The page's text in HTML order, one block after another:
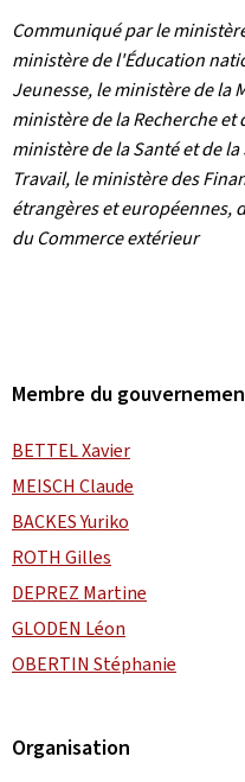
Communiqué par le
ministère de l'Éducation
Jeunesse, le ministère de la
ministère de la Recherche
ministère de la Santé et de
Travail, le ministère des
étrangères et européennes,
du Commerce extérieur
Membre du
BETTEL Xavier
MEISCH Claude
BACKES Yuriko
ROTH Gilles
DEPREZ Martine
GLODEN Léon
OBERTIN Stéphanie
Organisation